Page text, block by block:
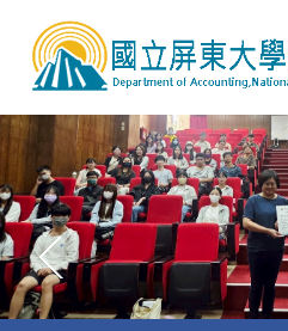
內
容